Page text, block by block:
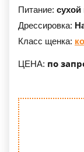
Питание: сухой
Дрессировка:
Класс щенка:
ЦЕНА: по